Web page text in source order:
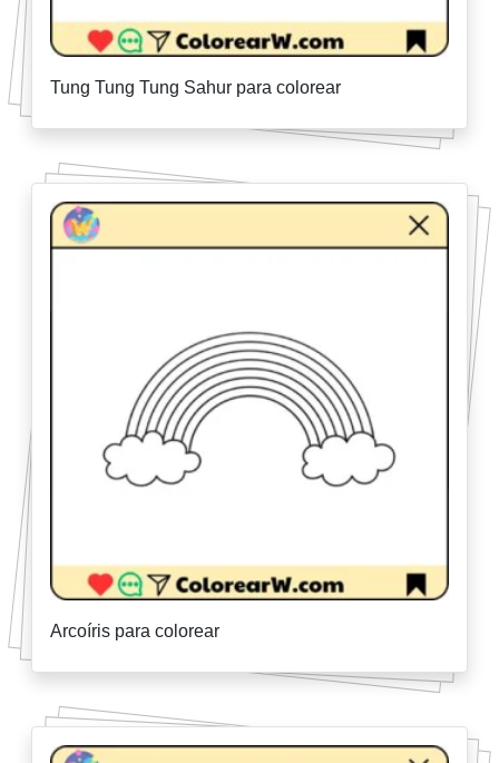
Tung Tung Tung Sahur para colorear
Arcoíris para colorear